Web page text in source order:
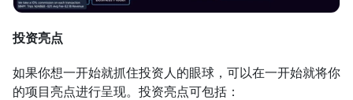
投资亮点
如果你想一开始就抓住投资人的眼球，可以在一开始就将你
的项目亮点进行呈现。投资亮点可包括：